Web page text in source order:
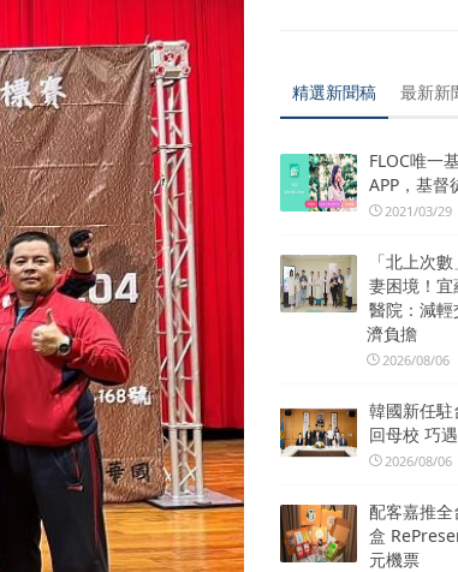
精選新聞稿 最新新
FLOC唯一
APP，基督
2021/03/29
「北上次
妻困境！
醫院：減
濟負擔
2026/08/06
韓國新任駐
回母校 巧
2026/08/06
配客嘉推
盒
元機票